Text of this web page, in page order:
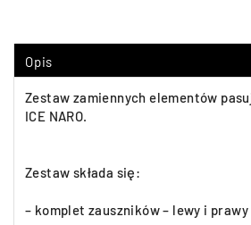
Opis
Zestaw zamiennych elementów
ICE NARO.
Zestaw składa się:
– komplet zauszników – lewy i prawy